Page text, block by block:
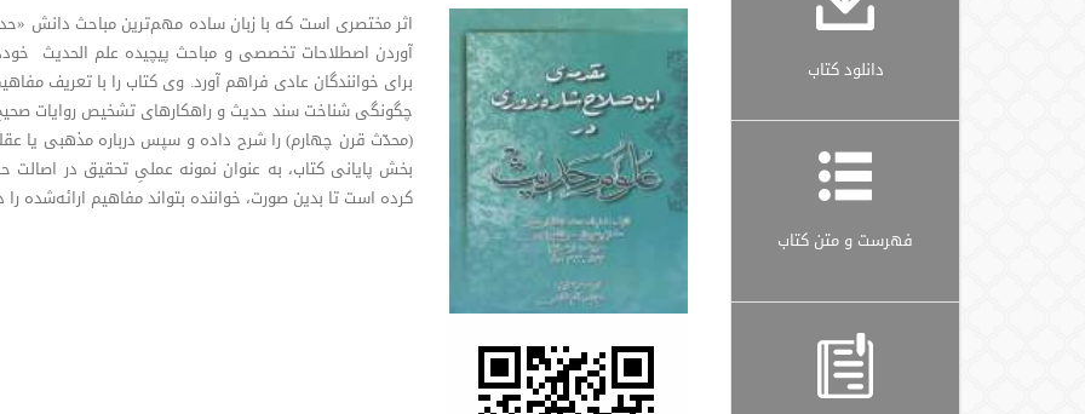
دانلود کتاب
فهرست و متن کتاب
اثر مختصری است که با زبان ساده مهم‌ترین مباحث دانش
آوردن اصطلاحات تخصصی و مباحث پیچیده علم الحدیث
برای خوانندگان عادی فراهم آورد. وی کتاب را با تعریف
چگونگی شناخت سند حدیث و راهکارهای تشخیص روایات
(محدّث قرن چهارم) را شرح داده و سپس درباره مذهبی یا
بخش پایانی کتاب، به عنوان نمونه عملیِ تحقیق در اصالت
کرده است تا بدین صورت، خواننده بتواند مفاهیم ارائه‌شده